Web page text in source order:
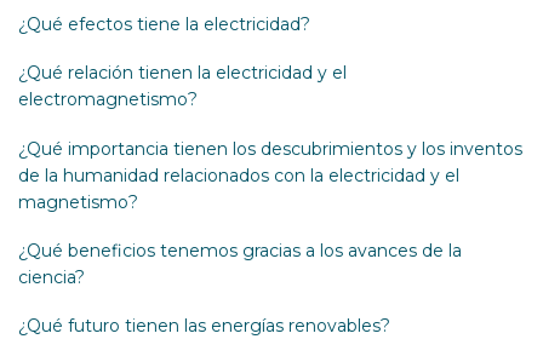
¿Qué efectos tiene la electricidad?
¿Qué relación tienen la electricidad y el
electromagnetismo?
¿Qué importancia tienen los descubrimientos y los inventos
de la humanidad relacionados con la electricidad y el
magnetismo?
¿Qué beneficios tenemos gracias a los avances de la
ciencia?
¿Qué futuro tienen las energías renovables?